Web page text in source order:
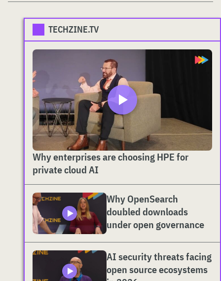
TECHZINE.TV
Why enterprises are choosing HPE for
private cloud AI
Why OpenSearch
doubled downloads
under open governance
AI security threats facing
open source ecosystems